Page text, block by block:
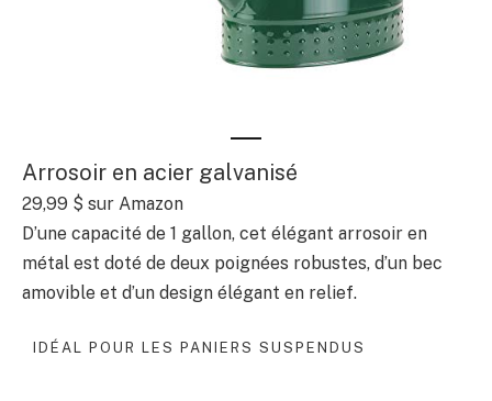
Arrosoir en acier galvanisé
29,99 $ sur Amazon
D’une capacité de 1 gallon, cet élégant arrosoir en
métal est doté de deux poignées robustes, d’un bec
amovible et d’un design élégant en relief.
IDÉAL POUR LES PANIERS SUSPENDUS